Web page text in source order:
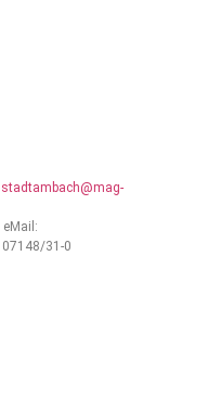
stadtambach@mag-
eMail:
07148/31-0